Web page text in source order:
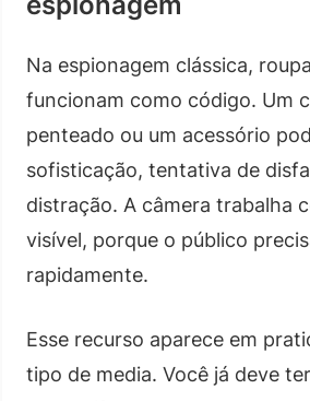
Na espionagem clássica,
funcionam como código. Um
penteado ou um acessório
sofisticação, tentativa de
distração. A câmera trabalha
visível, porque o público
rapidamente.
Esse recurso aparece em
tipo de media. Você já deve